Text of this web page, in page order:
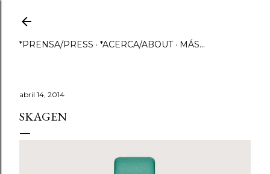
*PRENSA/PRESS *ACERCA/ABOUT MÁS…
abril 14, 2014
SKAGEN